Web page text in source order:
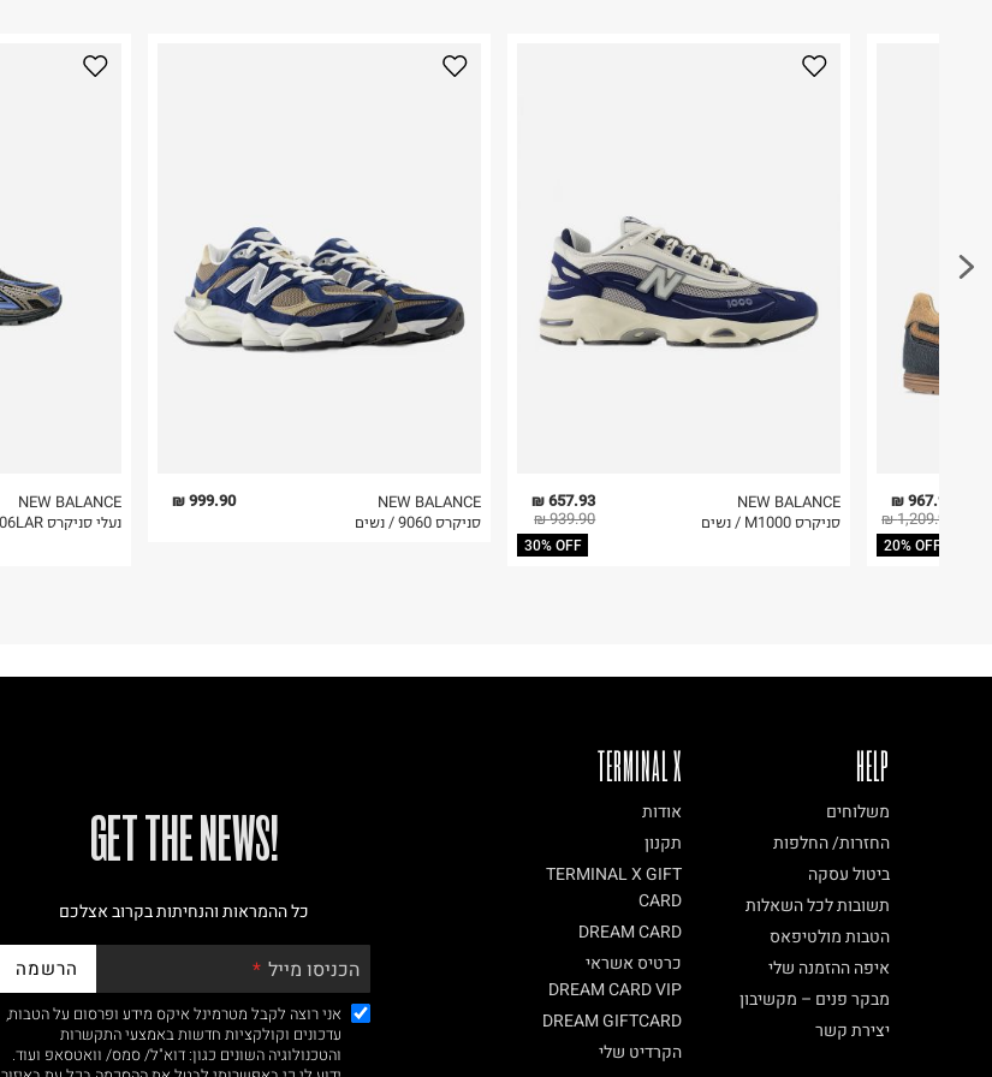
לפני החזרת החבילה, חשוב להדביק את מדבקת הגוביינא על גבי החבילה
3. מוצרי טיפוח ניתן להחזיר סגורים באריזתם המקורית בלבד. לא ניתן
משה שרת 29, ראשון לציון.
NEW BALANCE
נעלי סניקרס U1906LAR / נשים
999.90 ₪
NEW BALANCE
סניקרס 9060 / נשים
657.93 ₪
939.90 ₪
30% OFF
NEW BALANCE
סניקרס M1000 / נשים
967.92 ₪
1,209.90 ₪
20% OFF
!GET THE NEWS
כל ההמראות והנחיתות בקרוב אצלכם
הכניסו מייל הרשמה
אני רוצה לקבל מטרמינל איקס מידע ופרסום על הטבות,
עדכונים וקולקציות חדשות באמצעי התקשרות
והטכנולוגיה השונים כגון: דוא"ל/ סמס/ וואטסאפ ועוד.
TERMINAL X
אודות
תקנון
TERMINAL X GIFT
CARD
DREAM CARD
כרטיס אשראי
DREAM CARD VIP
DREAM GIFTCARD
הקרדיט שלי
HELP
משלוחים
החזרות/ החלפות
ביטול עסקה
תשובות לכל השאלות
הטבות מולטיפאס
איפה ההזמנה שלי
מבקר פנים – מקשיבון
יצירת קשר